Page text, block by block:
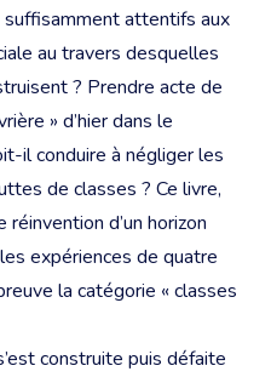
attentifs aux
au travers desquelles
? Prendre acte de
» d’hier dans le
il conduire à négliger les
de classes ? Ce livre,
d’un horizon
expériences de quatre
la catégorie « classes
construite puis défaite